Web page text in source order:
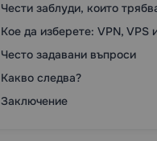
Чести заблуди, които
Кое да изберете: VPN, VPS
Често задавани въпроси
Какво следва?
Заключение